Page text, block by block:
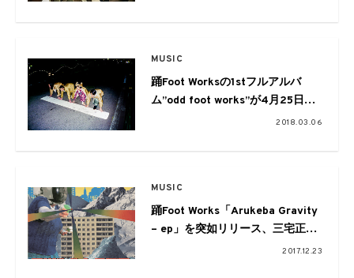
MUSIC
踊Foot Worksの1stフルアルバ
ム”odd foot works”が4月25日リ
リース。これぞ新たなポップミュ
2018.03.06
MUSIC
踊Foot Works「Arukeba Gravity
– ep」を突如リリース、三宅正一
設立の“Q2 Records”より第1弾！
2017.12.23